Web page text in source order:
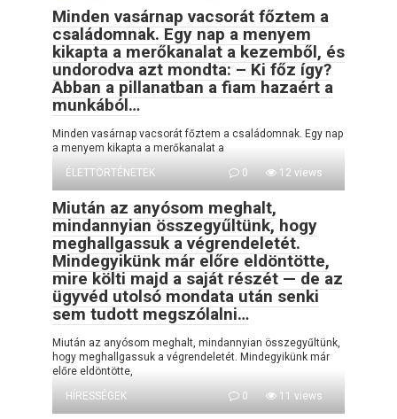
Minden vasárnap vacsorát főztem a
családomnak. Egy nap a menyem
kikapta a merőkanalat a kezemből, és
undorodva azt mondta: – Ki főz így?
Abban a pillanatban a fiam hazaért a
munkából…
Minden vasárnap vacsorát főztem a családomnak. Egy nap
a menyem kikapta a merőkanalat a
ÉLETTÖRTÉNETEK
0 12 views
Miután az anyósom meghalt,
mindannyian összegyűltünk, hogy
meghallgassuk a végrendeletét.
Mindegyikünk már előre eldöntötte,
mire költi majd a saját részét — de az
ügyvéd utolsó mondata után senki
sem tudott megszólalni…
Miután az anyósom meghalt, mindannyian összegyűltünk,
hogy meghallgassuk a végrendeletét. Mindegyikünk már
előre eldöntötte,
HÍRESSÉGEK
0 11 views